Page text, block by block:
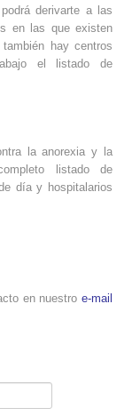
derivarte a las
en las que existen
hay centros
el listado de
la anorexia y la
listado de
día y hospitalarios
en nuestro e-mail